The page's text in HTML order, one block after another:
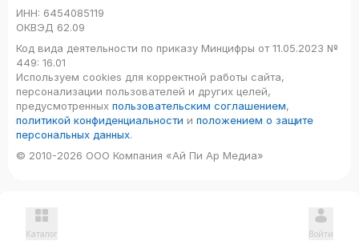
ИНН: 6454085119
ОКВЭД 62.09
Код вида деятельности по приказу Минцифры от 11.05.2023 №
449: 16.01
Используем cookies для корректной работы сайта,
персонализации пользователей и других целей,
предусмотренных пользовательским соглашением,
политикой конфиденциальности и положением о защите
персональных данных.
© 2010-2026 ООО Компания «Ай Пи Ар Медиа»
Каталог Войти